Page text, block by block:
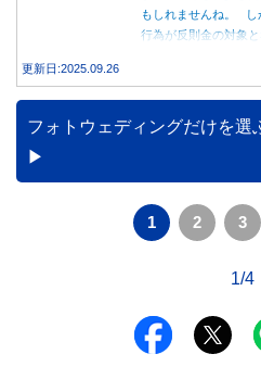
もしれませんね。 し
行為が反則金の対象
更新日:2025.09.26
フォトウェディングだけを選
1 2 3
1/4